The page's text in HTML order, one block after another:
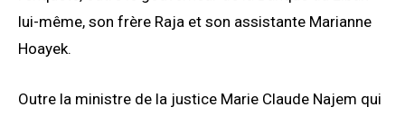
lui-même, son frère Raja et son assistante Marianne
Hoayek.
Outre la ministre de la justice Marie Claude Najem qui